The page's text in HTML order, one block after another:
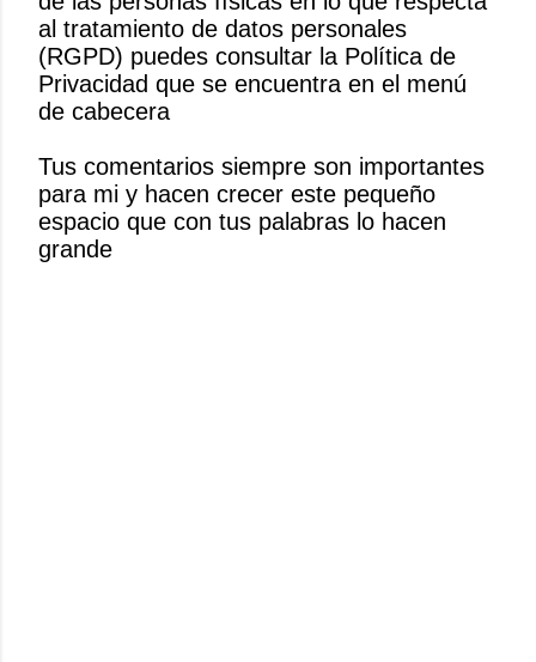
b
l
i
c
a
u
n
c
o
al tratamiento de datos personales
(RGPD) puedes consultar la Política de
Privacidad que se encuentra en el menú
de cabecera
Tus comentarios siempre son importantes
para mi y hacen crecer este pequeño
espacio que con tus palabras lo hacen
grande